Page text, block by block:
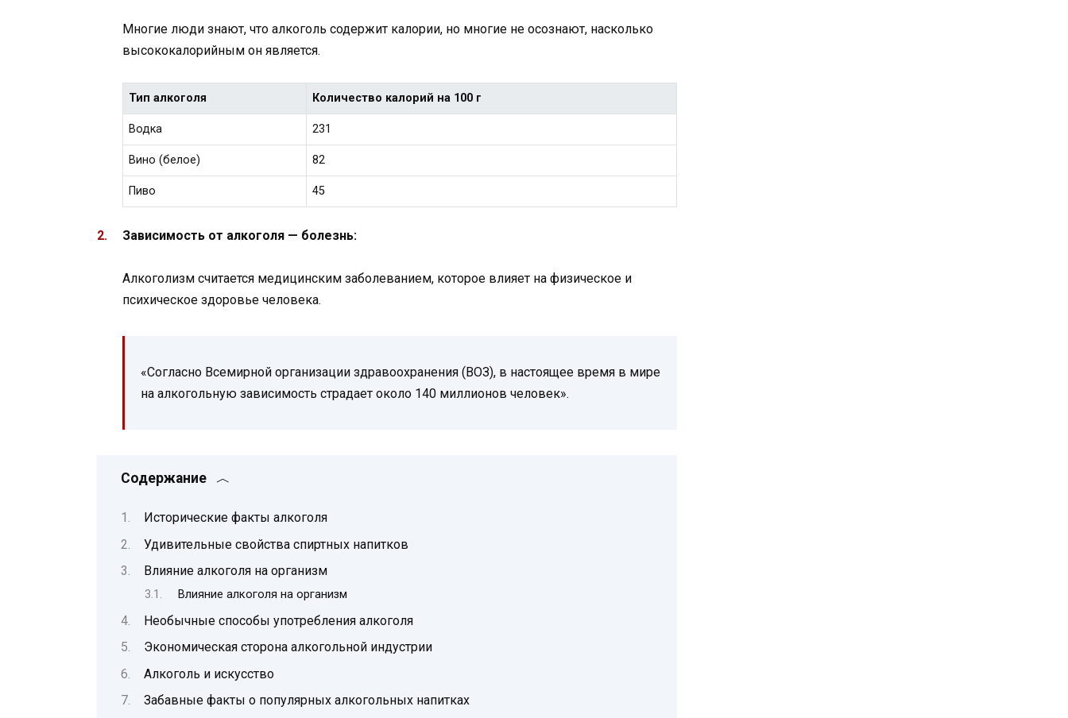
Многие люди знают, что алкоголь содержит калории, но многие не осознают, насколько
высококалорийным он является.
Тип алкоголя Количество калорий на 100 г
Водка 231
Вино (белое) 82
Пиво 45
Зависимость от алкоголя — болезнь:
Алкоголизм считается медицинским заболеванием, которое влияет на физическое и
психическое здоровье человека.
«Согласно Всемирной организации здравоохранения (ВОЗ), в настоящее время в мире
на алкогольную зависимость страдает около 140 миллионов человек».
Содержание
Исторические факты алкоголя
Удивительные свойства спиртных напитков
Влияние алкоголя на организм
Влияние алкоголя на организм
Необычные способы употребления алкоголя
Экономическая сторона алкогольной индустрии
Алкоголь и искусство
Забавные факты о популярных алкогольных напитках